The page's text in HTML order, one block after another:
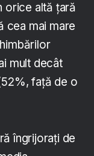
​​orice altă țară
cea mai mare
mult decât
față de o
îngrijorați de